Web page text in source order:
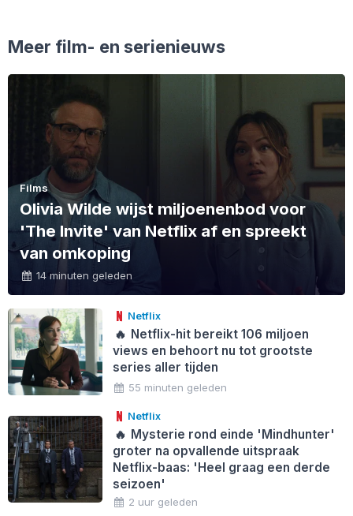
Meer film- en serienieuws
Films
Olivia Wilde wijst miljoenenbod voor
'The Invite' van Netflix af en spreekt
van omkoping
14 minuten geleden
Netflix
🔥 Netflix-hit bereikt 106 miljoen
views en behoort nu tot grootste
series aller tijden
55 minuten geleden
Netflix
🔥 Mysterie rond einde 'Mindhunter'
groter na opvallende uitspraak
Netflix-baas: 'Heel graag een derde
seizoen'
2 uur geleden